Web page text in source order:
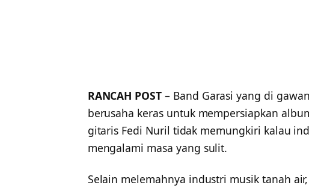
RANCAH POST – Band Garasi yang di
berusaha keras untuk mempersiapkan
gitaris Fedi Nuril tidak memungkiri kalau
mengalami masa yang sulit.
Selain melemahnya industri musik tanah